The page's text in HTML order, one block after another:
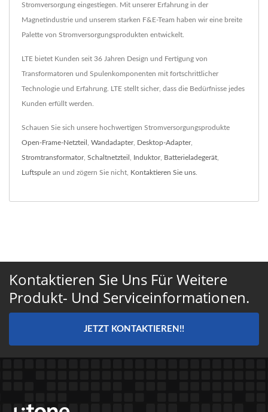
Stromversorgung eingestiegen. Mit unserer Erfahrung in der
Magnetindustrie und unserem starken F&E-Team haben wir eine breite
Palette von Stromversorgungsprodukten entwickelt.
LTE bietet Kunden seit 36 Jahren Design und Fertigung von
Transformatoren und Spulenkomponenten mit fortschrittlicher
Technologie und Erfahrung. LTE stellt sicher, dass die Bedürfnisse jedes
Kunden erfüllt werden.
Schauen Sie sich unsere hochwertigen Stromversorgungsprodukte
Open-Frame-Netzteil Wandadapter, Desktop-Adapter,
Stromtransformator, Schaltnetzteil Induktor, Batterieladegerät
Luftspule an und zögern Sie nicht, Kontaktieren Sie uns
Kontaktieren Sie Uns Für Weitere
Produkt- Und Serviceinformationen.
JETZT KONTAKTIEREN!!